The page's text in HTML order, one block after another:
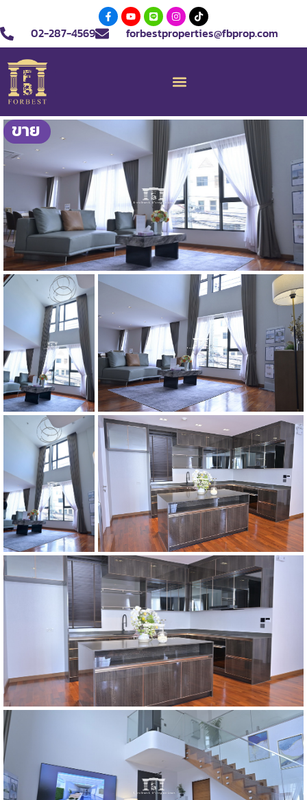
02-287-4569 forbestproperties@fbprop.com
ขาย